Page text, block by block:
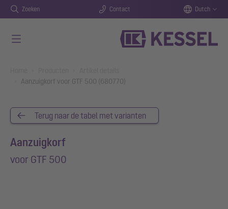
Zoeken Contact Dutch
Aanzuigkorf voor GTF 500 (680770)
Terug naar de tabel met varianten
Aanzuigkorf
voor GTF 500